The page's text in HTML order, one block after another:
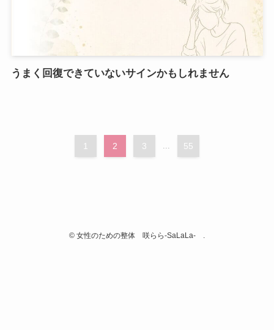
うまく回復できていないサインかもしれません
1 2 3 ... 55
© 女性のための整体 咲らら-SaLaLa- .